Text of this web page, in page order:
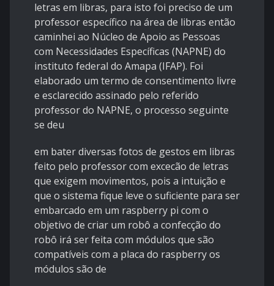
letras em libras, para isto foi preciso de um
professor específico na área de libras então
caminhei ao Núcleo de Apoio as Pessoas
com Necessidades Específicas (NAPNE) do
instituto federal do Amapa (IFAP). Foi
elaborado um termo de consentimento livre
e esclarecido assinado pelo referido
professor do NAPNE, o processo seguinte
se deu
em bater diversas fotos de gestos em libras
feito pelo professor com excecão de letras
que exigem movimentos, pois a intuição e
que o sistema fique leve o suficiente para ser
embarcado em um raspberry pi com o
objetivo de criar um robô a confecção do
robô irá ser feita com módulos que são
compatíveis com a placa do raspberry os
módulos são de